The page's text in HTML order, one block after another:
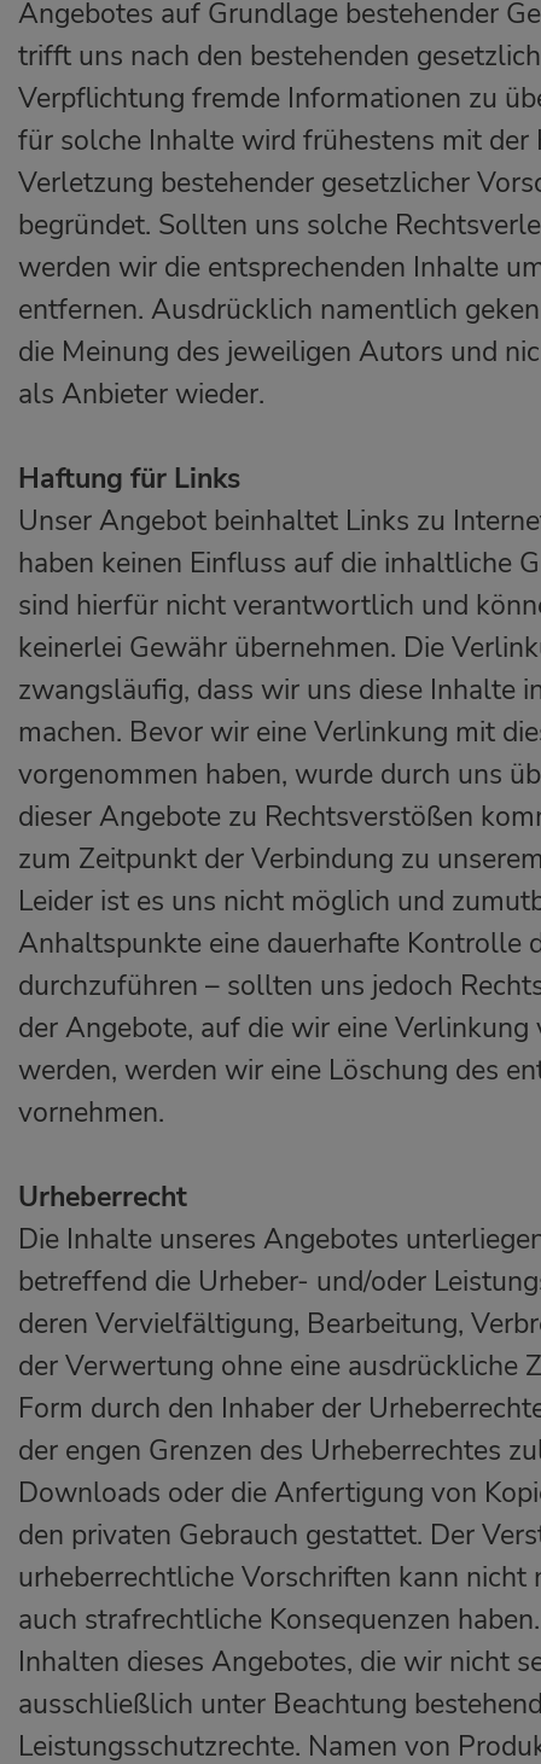
Angebotes auf Grundlage bestehender
trifft uns nach den bestehenden
Verpflichtung fremde Informationen zu
für solche Inhalte wird frühestens mit der
Verletzung bestehender gesetzlicher
begründet. Sollten uns solche
werden wir die entsprechenden Inhalte
entfernen. Ausdrücklich namentlich
die Meinung des jeweiligen Autors und
als Anbieter wieder.
Haftung für Links
Unser Angebot beinhaltet Links zu
haben keinen Einfluss auf die inhaltliche
sind hierfür nicht verantwortlich und
keinerlei Gewähr übernehmen. Die
zwangsläufig, dass wir uns diese Inhalte
machen. Bevor wir eine Verlinkung mit
vorgenommen haben, wurde durch uns
dieser Angebote zu Rechtsverstößen
zum Zeitpunkt der Verbindung zu
Leider ist es uns nicht möglich und
Anhaltspunkte eine dauerhafte Kontrolle
durchzuführen – sollten uns jedoch
der Angebote, auf die wir eine
werden, werden wir eine Löschung des
vornehmen.
Urheberrecht
Die Inhalte unseres Angebotes
betreffend die Urheber- und/oder
deren Vervielfältigung, Bearbeitung,
der Verwertung ohne eine ausdrückliche
Form durch den Inhaber der
der engen Grenzen des Urheberrechtes
Downloads oder die Anfertigung von
den privaten Gebrauch gestattet. Der
urheberrechtliche Vorschriften kann
auch strafrechtliche Konsequenzen
Inhalten dieses Angebotes, die wir nicht
ausschließlich unter Beachtung
Leistungsschutzrechte. Namen von